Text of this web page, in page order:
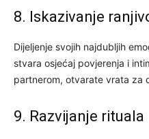
8. Iskazivanje
Dijeljenje svojih najdubljih
stvara osjećaj povjerenja i
partnerom, otvarate vrata za
9. Razvijanje rituala